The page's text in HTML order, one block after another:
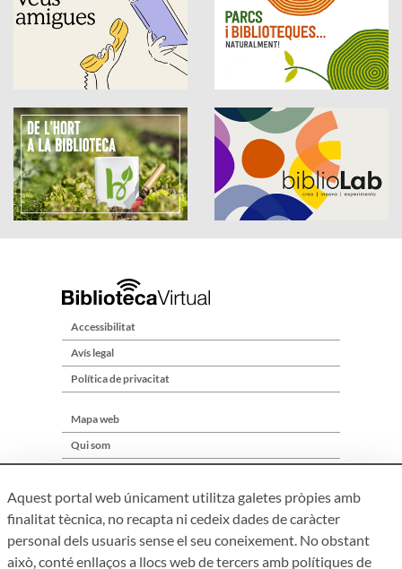
Accessibilitat
Avís legal
Política de privacitat
Mapa web
Qui som
Aquest portal web únicament utilitza galetes pròpies amb
finalitat tècnica, no recapta ni cedeix dades de caràcter
personal dels usuaris sense el seu coneixement. No obstant
això, conté enllaços a llocs web de tercers amb polítiques de